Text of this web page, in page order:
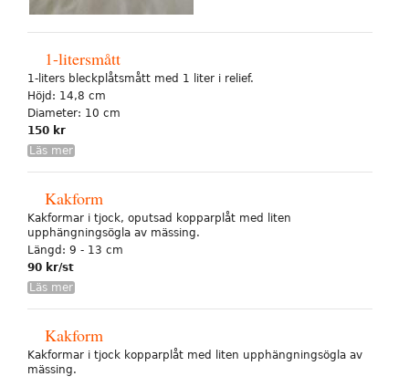
1-litersmått
1-liters bleckplåtsmått med 1 liter i relief.
Höjd: 14,8 cm
Diameter: 10 cm
150 kr
Läs mer
Kakform
Kakformar i tjock, oputsad kopparplåt med liten
upphängningsögla av mässing.
Längd: 9 - 13 cm
90 kr/st
Läs mer
Kakform
Kakformar i tjock kopparplåt med liten upphängningsögla av
mässing.